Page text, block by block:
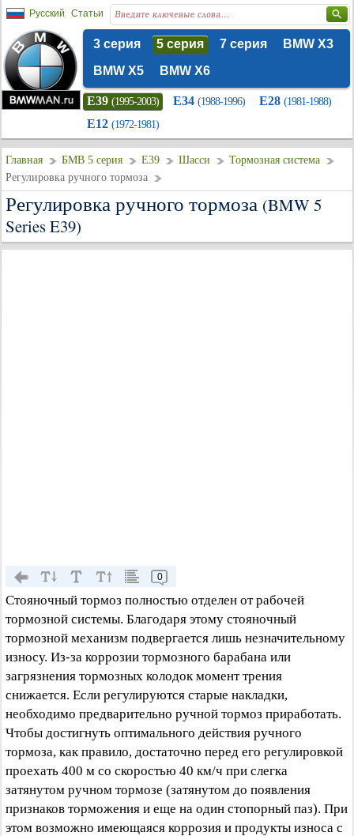
Русский Статьи
3 серия 5 серия 7 серия
BMW X3
BMW X5
BMW X6
E39 (1995-2003) E34 (1988-1996) E28 (1981-1988)
E12 (1972-1981)
Главная БМВ 5 серия E39 Шасси
Тормозная система
Регулировка ручного тормоза
Регулировка ручного тормоза (BMW 5
Series E39)
0
Стояночный тормоз полностью отделен от рабочей
тормозной системы. Благодаря этому стояночный
тормозной механизм подвергается лишь незначительному
износу. Из-за коррозии тормозного барабана или
загрязнения тормозных колодок момент трения
снижается. Если регулируются старые накладки,
необходимо предварительно ручной тормоз приработать.
Чтобы достигнуть оптимального действия ручного
тормоза, как правило, достаточно перед его регулировкой
проехать 400 м со скоростью 40 км/ч при слегка
затянутом ручном тормозе (затянутом до появления
признаков торможения и еще на один стопорный паз). При
этом возможно имеющаяся коррозия и продукты износа с